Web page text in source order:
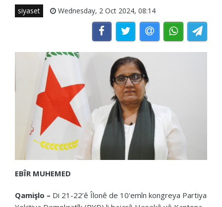
siyaset Wednesday, 2 Oct 2024, 08:14
EBÎR MUHEMED
Qamişlo – Di 21-22’ê Îlonê de 10'emîn kongreya Partiya